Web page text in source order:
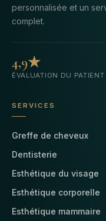
personnalisée et un
complet.
4,9★
ÉVALUATION DU PATIENT
SERVICES
Greffe de cheveux
Dentisterie
Esthétique du visage
Esthétique corporelle
Esthétique mammaire